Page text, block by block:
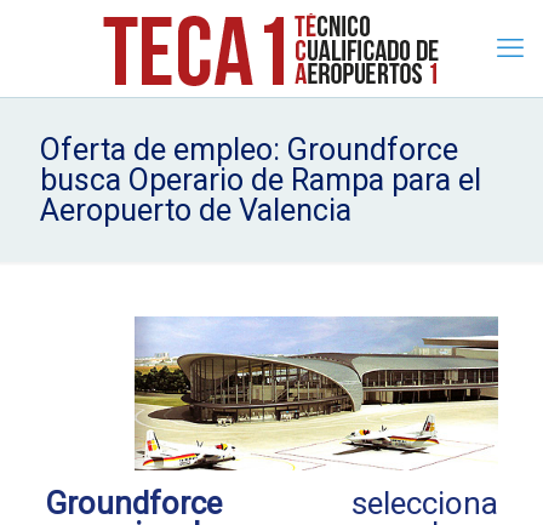
Oferta de empleo: Groundforce
busca Operario de Rampa para el
Aeropuerto de Valencia
Groundforceselecciona